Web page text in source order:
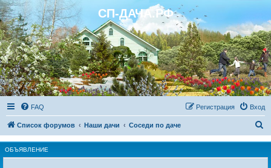
Регистрация СП-ДАЧА.РФ
FAQ Вход
Регистрация
Список форумов Наши дачи Соседи по даче
ОБЪЯВЛЕНИЕ